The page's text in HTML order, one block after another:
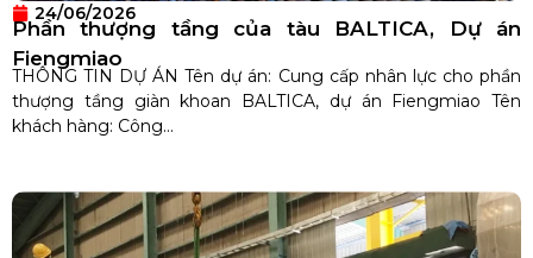
24/06/2026
Phần thượng tầng của tàu BALTICA, Dự án
Fiengmiao
THÔNG TIN DỰ ÁN Tên dự án: Cung cấp nhân lực cho phần
thượng tầng giàn khoan BALTICA, dự án Fiengmiao Tên
khách hàng: Công...